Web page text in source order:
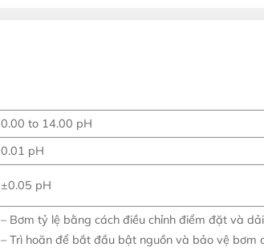
0.00 to 14.00 pH
0.01 pH
±0.05 pH
– Bơm tỷ lệ bằng cách điều chỉnh điểm đặt và
– Trì hoãn để bắt đầu bật nguồn và bảo vệ bơm